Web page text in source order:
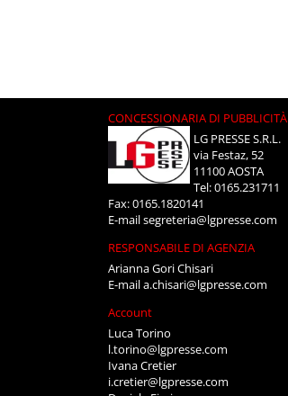
CONCESSIONARIA DI PUBBLICITÀ
LG PRESSE S.R.L.
via Festaz, 52
11100 AOSTA
Tel: 0165.231711
Fax: 0165.1820141
E-mailsegreteria@lgpresse.com
RESPONSABILE DI AGENZIA
Arianna Gori Chisari
E-maila.chisari@lgpresse.com
Account
Luca Torino
l.torino@lgpresse.com
Ivana Cretier
i.cretier@lgpresse.com